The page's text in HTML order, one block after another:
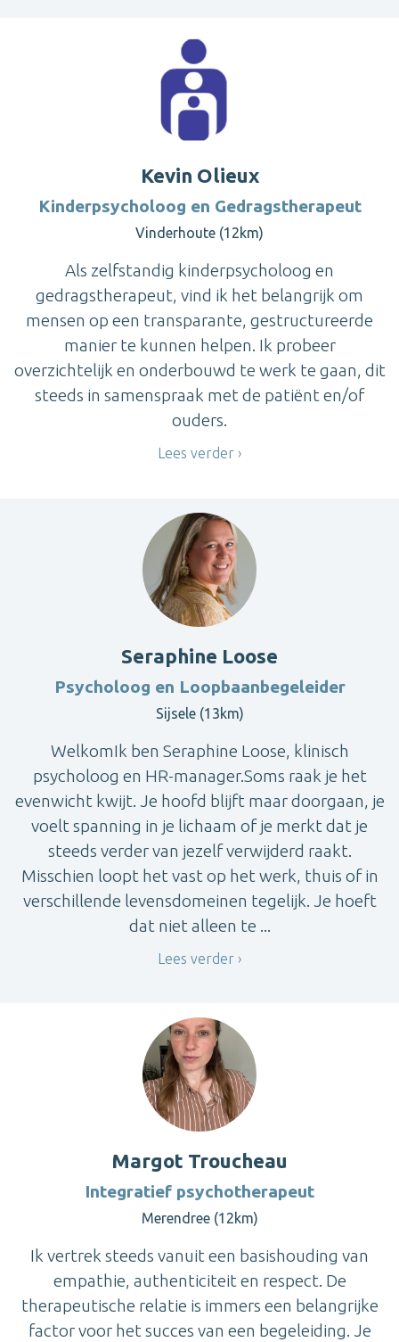
Kevin Olieux
Kinderpsycholoog en Gedragstherapeut
Vinderhoute (12km)
Als zelfstandig kinderpsycholoog en
gedragstherapeut, vind ik het belangrijk om
mensen op een transparante, gestructureerde
manier te kunnen helpen. Ik probeer
overzichtelijk en onderbouwd te werk te gaan, dit
steeds in samenspraak met de patiënt en/of
ouders.
Lees verder
Seraphine Loose
Psycholoog en Loopbaanbegeleider
Sijsele (13km)
WelkomIk ben Seraphine Loose, klinisch
psycholoog en HR-manager.Soms raak je het
evenwicht kwijt. Je hoofd blijft maar doorgaan, je
voelt spanning in je lichaam of je merkt dat je
steeds verder van jezelf verwijderd raakt.
Misschien loopt het vast op het werk, thuis of in
verschillende levensdomeinen tegelijk. Je hoeft
dat niet alleen te ...
Lees verder
Margot Troucheau
Integratief psychotherapeut
Merendree (12km)
Ik vertrek steeds vanuit een basishouding van
empathie, authenticiteit en respect. De
therapeutische relatie is immers een belangrijke
factor voor het succes van een begeleiding. Je